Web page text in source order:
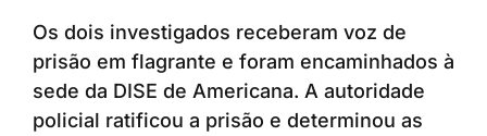
Os dois investigados receberam voz de
prisão em flagrante e foram encaminhados à
sede da DISE de Americana. A autoridade
policial ratificou a prisão e determinou as